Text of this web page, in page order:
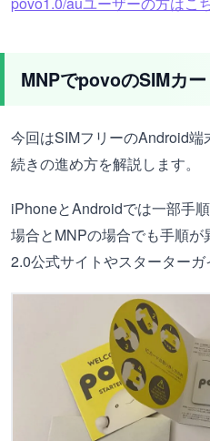
MNPでpovoのSIMカ
今回はSIMフリーのAndroid
続きの進め方を解説します。
iPhoneとAndroidでは一部手
場合とMNPの場合でも手順
2.0公式サイトやスターターガ